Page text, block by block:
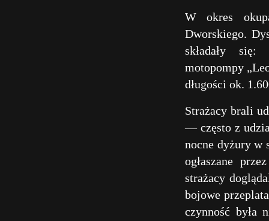
W okres
Dworskiego.
składały się:
motopompy
długości ok.
Strażacy brali
— często z
nocne dyżury w
ogłaszane
strażacy
bojowe
czynność była